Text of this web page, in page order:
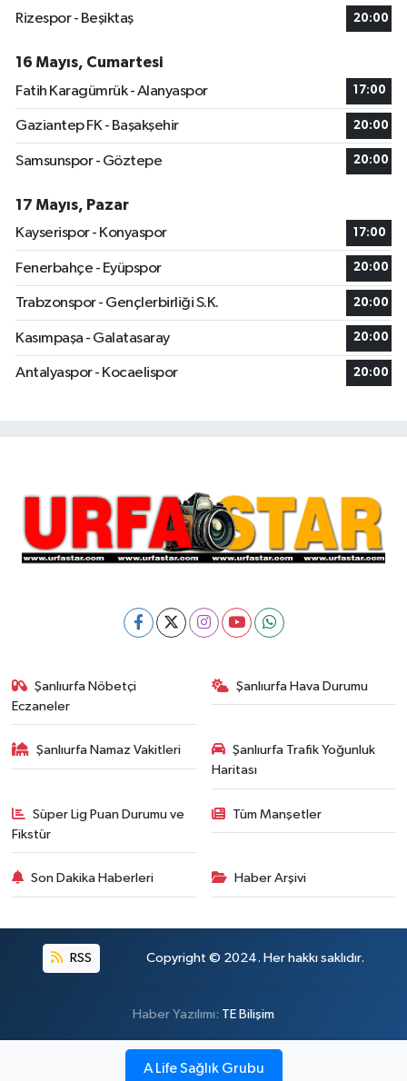
Rizespor - Beşiktaş
20:00
16 Mayıs, Cumartesi
Fatih Karagümrük - Alanyaspor
17:00
Gaziantep FK - Başakşehir 20:00
Samsunspor - Göztepe 20:00
17 Mayıs, Pazar
Kayserispor - Konyaspor
17:00
Fenerbahçe - Eyüpspor 20:00
Trabzonspor - Gençlerbirliği S.K. 20:00
Kasımpaşa - Galatasaray 20:00
Antalyaspor - Kocaelispor 20:00
Şanlıurfa Nöbetçi
Eczaneler
Şanlıurfa Hava Durumu
Şanlıurfa Namaz Vakitleri
Şanlıurfa Trafik Yoğunluk
Haritası
Süper Lig Puan Durumu ve
Fikstür
Tüm Manşetler
Son Dakika Haberleri Haber Arşivi
RSS Copyright © 2024. Her hakkı saklıdır.
Haber Yazılımı: TE Bilişim
A Life Sağlık Grubu